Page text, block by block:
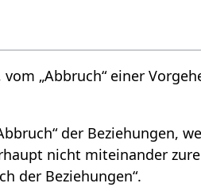
„Abbruch“ einer
der Beziehungen,
nicht miteinander
der Beziehungen“.